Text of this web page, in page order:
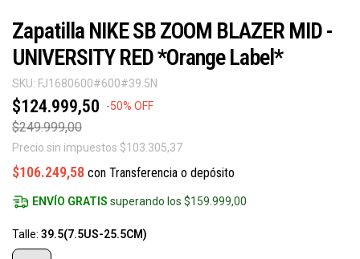
Zapatilla NIKE SB ZOOM BLAZER MID -
UNIVERSITY RED *Orange Label*
SKU: FJ1680600#600#39.5N
$124.999,50 -50% OFF
$249.999,00
Precio sin impuestos $103.305,37
$106.249,58 con Transferencia o depósito
ENVÍO GRATIS superando los$159.999,00
Talle: 39.5(7.5US-25.5CM)